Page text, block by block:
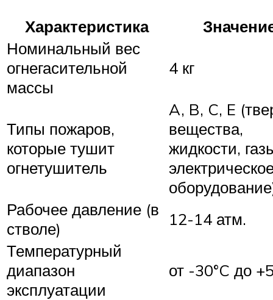
Характеристика
Номинальный вес
огнегасительной
массы
4 кг
Типы пожаров,
которые тушит
огнетушитель
A, B, C, E
вещества,
жидкости,
Рабочее давление (в
стволе)
12-14 атм.
Температурный
диапазон
эксплуатации
от -30°C до